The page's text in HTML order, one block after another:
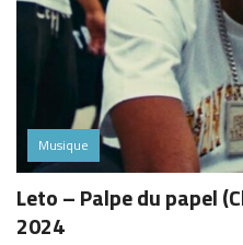
Musique
Leto – Palpe du papel
2024